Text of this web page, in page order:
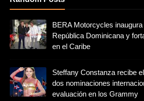
BERA Motorcycles
República Dominicana y
en el Caribe
Steffany Constanza recibe
dos nominaciones
evaluación en los Grammy